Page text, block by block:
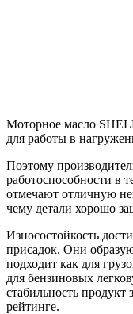
Моторное масло
для работы в
Поэтому
работоспособности в
отмечают отличную
чему детали хорошо
Износостойкость
присадок. Они
подходит как для
для бензиновых
стабильность
рейтинге.